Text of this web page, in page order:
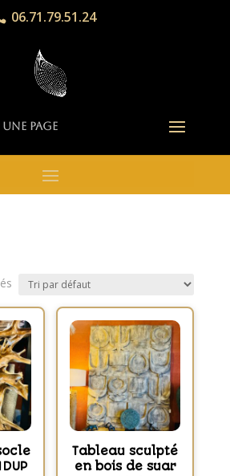
06.71.79.51.24
page
Tableau sculpté
en bois de suar